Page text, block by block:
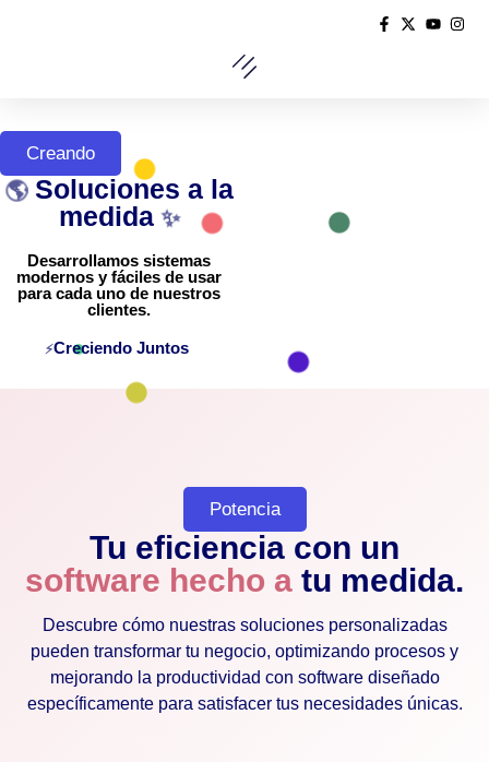
Creando
🌎Soluciones a la
medida✨
Desarrollamos sistemas
modernos y fáciles de usar
para cada uno de nuestros
clientes.
⚡Creciendo Juntos
Potencia
Tu eficiencia con un
software hecho a tu medida.
Descubre cómo nuestras soluciones personalizadas
pueden transformar tu negocio, optimizando procesos y
mejorando la productividad con software diseñado
específicamente para satisfacer tus necesidades únicas.